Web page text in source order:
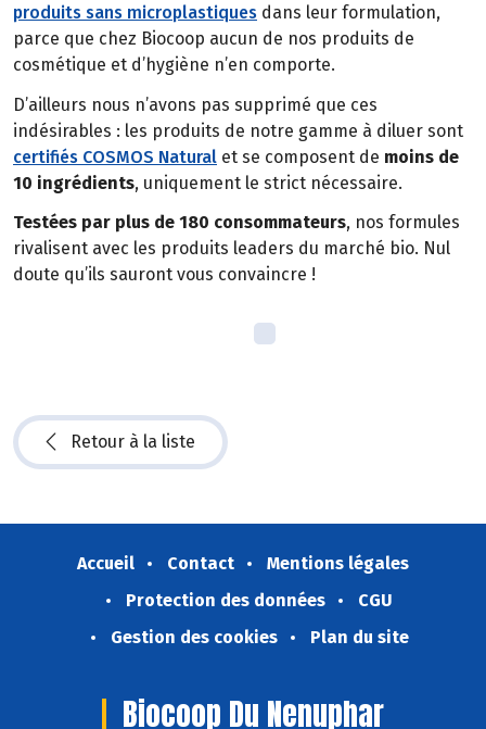
produits sans microplastiques dans leur formulation,
parce que chez Biocoop aucun de nos produits de
cosmétique et d’hygiène n’en comporte.
D’ailleurs nous n’avons pas supprimé que ces
indésirables : les produits de notre gamme à diluer sont
certifiés COSMOS Natural et se composent de moins de
10 ingrédients, uniquement le strict nécessaire.
Testées par plus de 180 consommateurs, nos formules
rivalisent avec les produits leaders du marché bio. Nul
doute qu’ils sauront vous convaincre !
Retour à la liste
Accueil Contact
Mentions légales
Protection des données
CGU
Gestion des cookies
Plan du site
Biocoop Du Nenuphar